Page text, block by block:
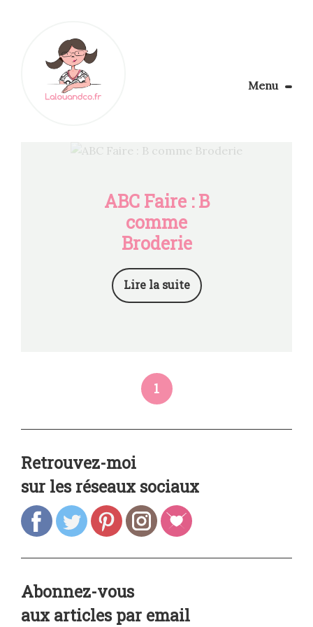
Menu
Apprendre la couture
ABC Faire : B
comme
Broderie
Lire la suite
1
Retrouvez-moi
sur les réseaux sociaux
Abonnez-vous
aux articles par email